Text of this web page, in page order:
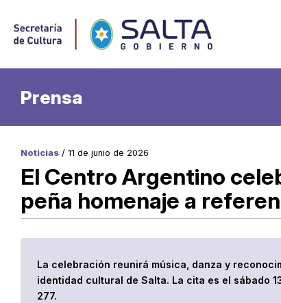
Prensa
Noticias / 11 de junio de 2026
El Centro Argentino
peña homenaje a
La celebración reunirá música, danza y
identidad cultural de Salta. La cita es el sábado
277.